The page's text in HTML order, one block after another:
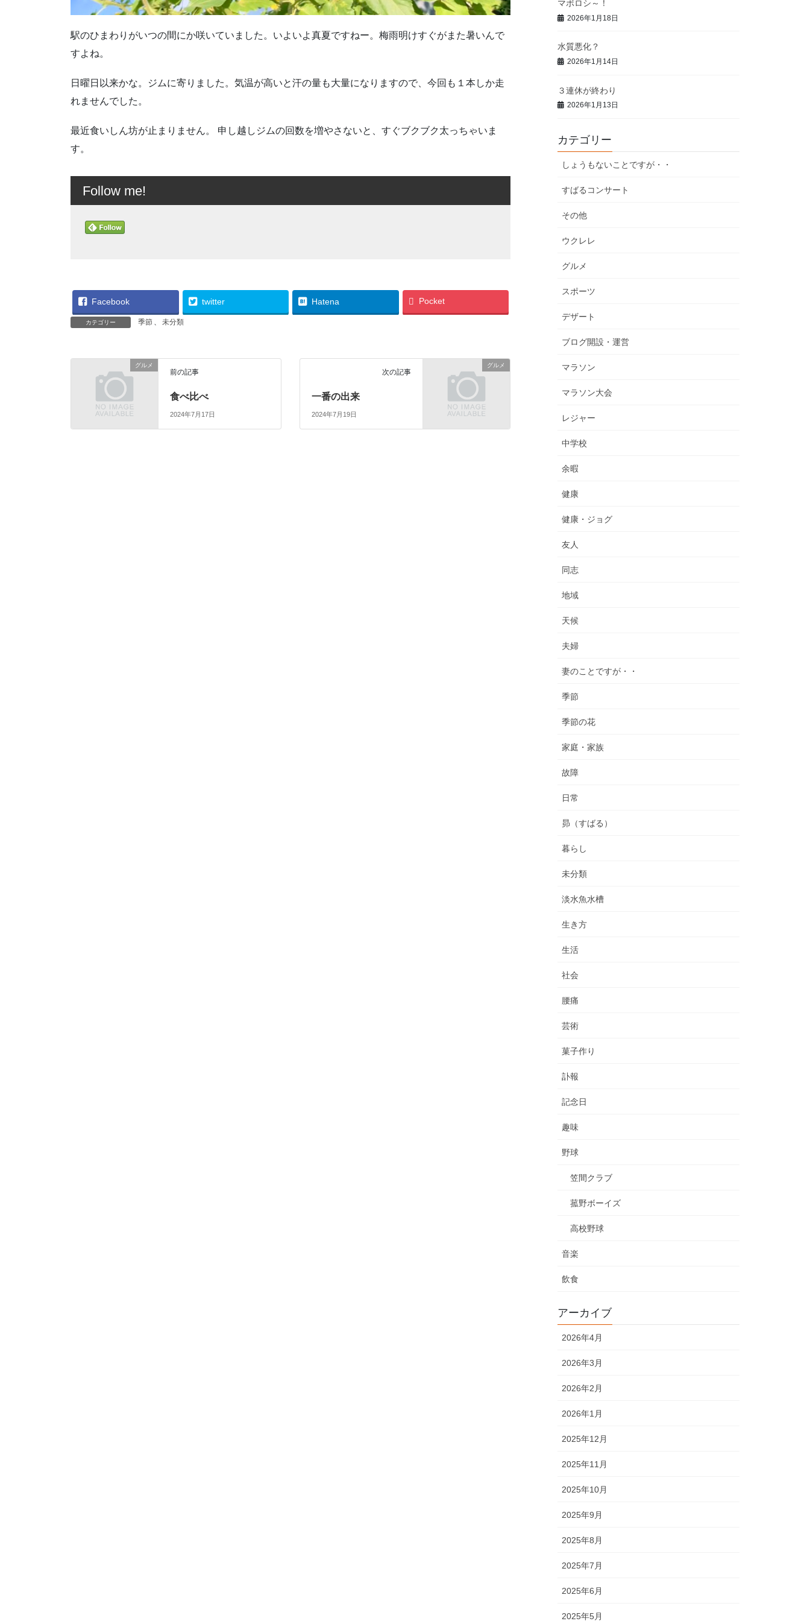
駅のひまわりがいつの間にか咲いていました。いよいよ真夏ですねー。梅雨明けすぐがまた暑いんで
すよね。
日曜日以来かな。ジムに寄りました。気温が高いと汗の量も大量になりますので、今回も１本しか走
れませんでした。
最近食いしん坊が止まりません。 申し越しジムの回数を増やさないと、すぐブクブク太っちゃいま
す。
Follow me!
Facebook twitter Hatena Pocket
カテゴリー 季節 、 未分類
グルメ
前の記事
食べ比べ
2024年7月17日
グルメ
次の記事
一番の出来
2024年7月19日
マボロシ～！
2026年1月18日
水質悪化？
2026年1月14日
３連休が終わり
2026年1月13日
カテゴリー
しょうもないことですが・・
すばるコンサート
その他
ウクレレ
グルメ
スポーツ
デザート
ブログ開設・運営
マラソン
マラソン大会
レジャー
中学校
余暇
健康
健康・ジョグ
友人
同志
地域
天候
夫婦
妻のことですが・・
季節
季節の花
家庭・家族
故障
日常
昴（すばる）
暮らし
未分類
淡水魚水槽
生き方
生活
社会
腰痛
芸術
菓子作り
訃報
記念日
趣味
野球
笠間クラブ
菰野ボーイズ
高校野球
音楽
飲食
アーカイブ
2026年4月
2026年3月
2026年2月
2026年1月
2025年12月
2025年11月
2025年10月
2025年9月
2025年8月
2025年7月
2025年6月
2025年5月